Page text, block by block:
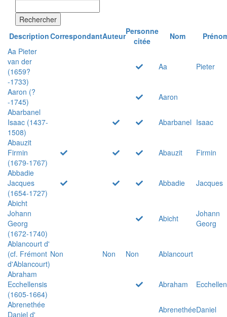
Rechercher
DescriptionCorrespondantAuteurPersonne
citée
Nom
Aa Pieter
van der
(1659?
-1733)
Aa Pieter
Aaron (?
-1745)
Aaron
Abarbanel
Isaac (1437-
1508)
Abarbanel Isaac
Abauzit
Firmin
(1679-1767)
Abauzit
Firmin
Abbadie
Jacques
(1654-1727)
Abbadie
Jacques
Abicht
Johann
Georg
(1672-1740)
Abicht
Johann
Georg
Ablancourt d'
(cf. Frémont
d'Ablancourt)
Non Non Non
Ablancourt
Abraham
Ecchellensis
(1605-1664)
Abraham
Abrenethée
Daniel d'
AbrenethéeDaniel